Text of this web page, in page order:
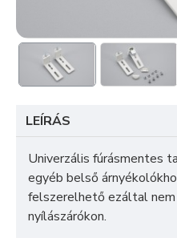
LEÍRÁS
Univerzális fúrásmentes
egyéb belső
felszerelhető ezáltal nem
nyílászárókon.